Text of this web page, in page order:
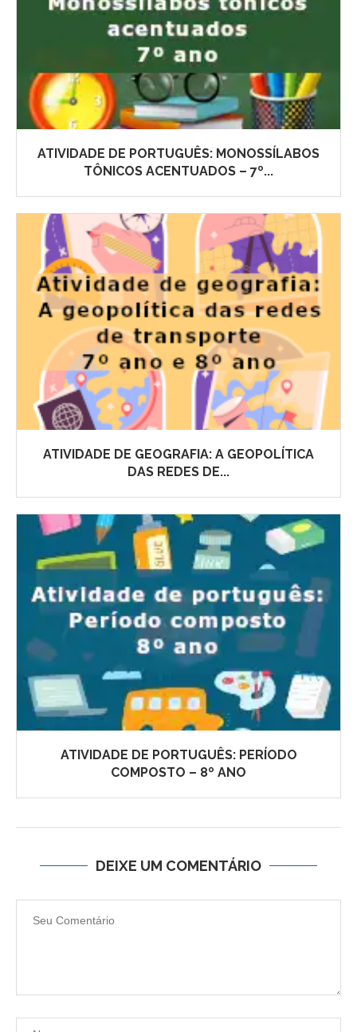
ATIVIDADE DE PORTUGUÊS: MONOSSÍLABOS
TÔNICOS ACENTUADOS – 7º...
ATIVIDADE DE GEOGRAFIA: A GEOPOLÍTICA
DAS REDES DE...
ATIVIDADE DE PORTUGUÊS: PERÍODO
COMPOSTO – 8º ANO
DEIXE UM COMENTÁRIO